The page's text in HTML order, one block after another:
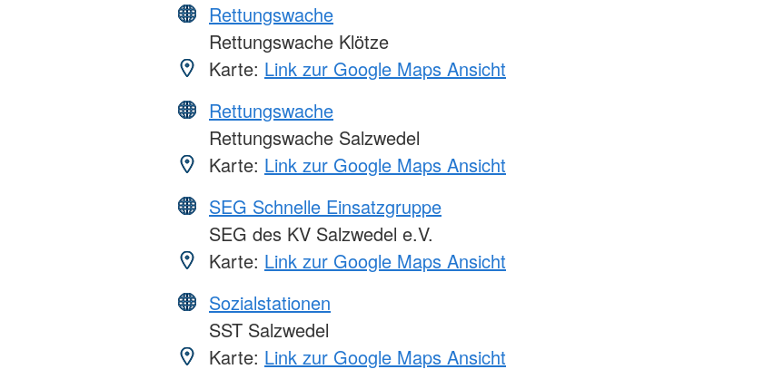
Rettungswache
Rettungswache Klötze
Karte: Link zur Google Maps Ansicht
Rettungswache
Rettungswache Salzwedel
Karte: Link zur Google Maps Ansicht
SEG Schnelle Einsatzgruppe
SEG des KV Salzwedel e.V.
Karte: Link zur Google Maps Ansicht
Sozialstationen
SST Salzwedel
Karte: Link zur Google Maps Ansicht